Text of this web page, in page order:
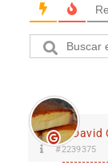
David
#2239375